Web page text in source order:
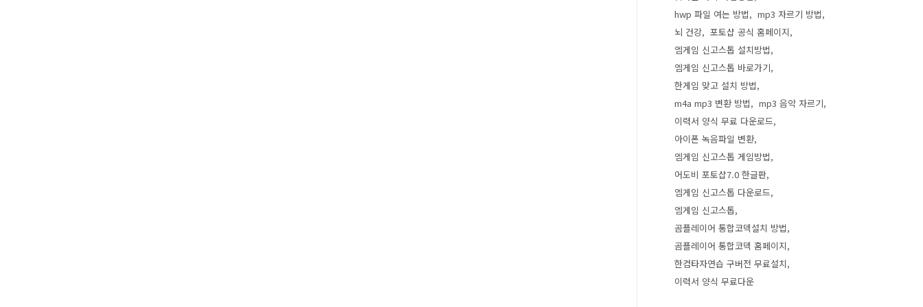
hwp 파일 여는 방법
mp3 자르기 방법
뇌 건강
포토샵 공식 홈페이지
엠게임 신고스톱 설치방법
엠게임 신고스톱 바로가기
한게임 맞고 설치 방법
m4a mp3 변환 방법
mp3 음악 자르기
이력서 양식 무료 다운로드
아이폰 녹음파일 변환
엠게임 신고스톱 게임방법
어도비 포토샵7.0 한글판
엠게임 신고스톱 다운로드
엠게임 신고스톱
곰플레이어 통합코덱설치 방법
곰플레이어 통합코덱 홈페이지
한컴타자연습 구버전 무료설치
이력서 양식 무료다운